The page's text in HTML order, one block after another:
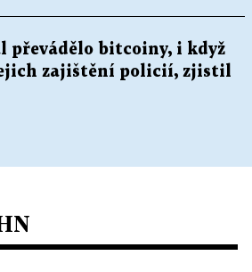
převádělo bitcoiny, i když
zajištění policií, zjistil